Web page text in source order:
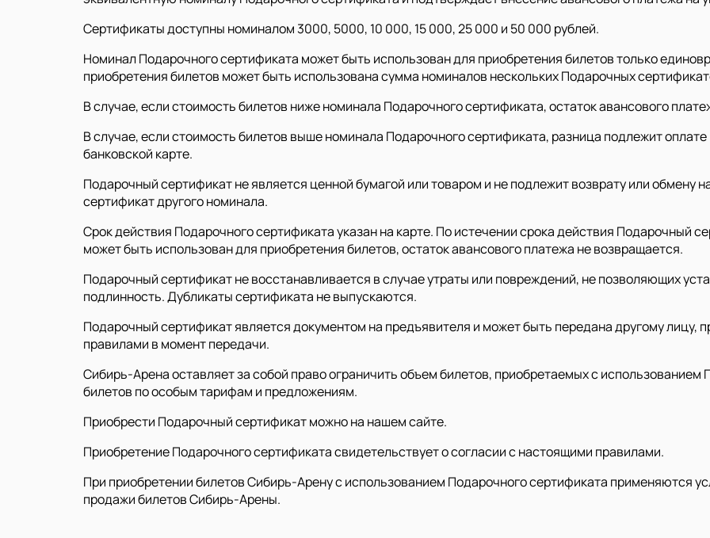
Сертификаты доступны номиналом 3000, 5000, 10 000, 15 000, 25 000 и 50 000 рублей.
Номинал Подарочного сертификата может быть использован для приобретения билетов только
приобретения билетов может быть использована сумма номиналов нескольких Подарочных
В случае, если стоимость билетов ниже номинала Подарочного сертификата, остаток авансового
В случае, если стоимость билетов выше номинала Подарочного сертификата, разница подлежит
банковской карте.
Подарочный сертификат не является ценной бумагой или товаром и не подлежит возврату или обмену
сертификат другого номинала.
Срок действия Подарочного сертификата указан на карте. По истечении срока действия Подарочный
может быть использован для приобретения билетов, остаток авансового платежа не возвращается.
Подарочный сертификат не восстанавливается в случае утраты или повреждений, не позволяющих
подлинность. Дубликаты сертификата не выпускаются.
Подарочный сертификат является документом на предъявителя и может быть передана другому лицу,
правилами в момент передачи.
Сибирь-Арена оставляет за собой право ограничить объем билетов, приобретаемых с
билетов по особым тарифам и предложениям.
Приобрести Подарочный сертификат можно на нашем сайте.
Приобретение Подарочного сертификата свидетельствует о согласии с настоящими правилами.
При приобретении билетов Сибирь-Арену с использованием Подарочного сертификата применяются
продажи билетов Сибирь-Арены.